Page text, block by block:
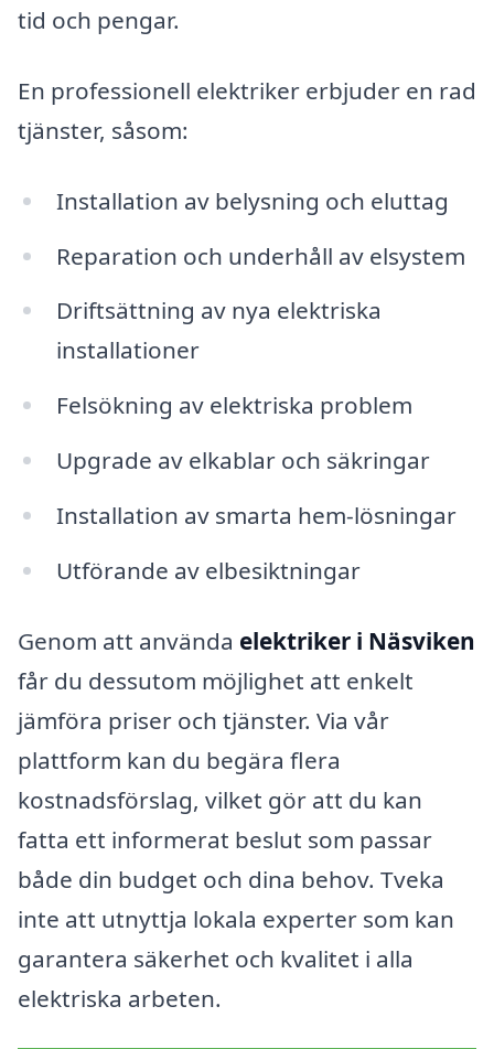
tid och pengar.
En professionell elektriker erbjuder en rad
tjänster, såsom:
Installation av belysning och eluttag
Reparation och underhåll av elsystem
Driftsättning av nya elektriska
installationer
Felsökning av elektriska problem
Upgrade av elkablar och säkringar
Installation av smarta hem-lösningar
Utförande av elbesiktningar
Genom att använda elektriker i Näsviken
får du dessutom möjlighet att enkelt
jämföra priser och tjänster. Via vår
plattform kan du begära flera
kostnadsförslag, vilket gör att du kan
fatta ett informerat beslut som passar
både din budget och dina behov. Tveka
inte att utnyttja lokala experter som kan
garantera säkerhet och kvalitet i alla
elektriska arbeten.